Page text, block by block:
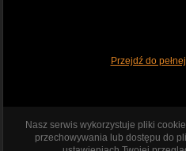
Przejdź do
Nasz serwis wykorzystuje pliki
przechowywania lub dostępu do